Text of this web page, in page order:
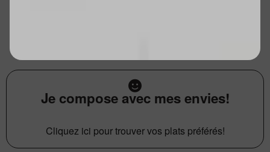
Je compose avec mes envies!
Cliquez ici pour trouver vos plats préférés!